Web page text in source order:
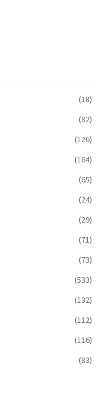
(18)
(82)
(126)
(164)
(65)
(24)
(29)
(71)
(73)
(533)
(132)
(112)
(116)
(83)